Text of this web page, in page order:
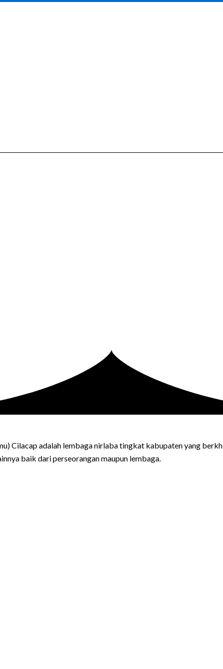
Cilacap adalah lembaga nirlaba tingkat kabupaten yang
baik dari perseorangan maupun lembaga.